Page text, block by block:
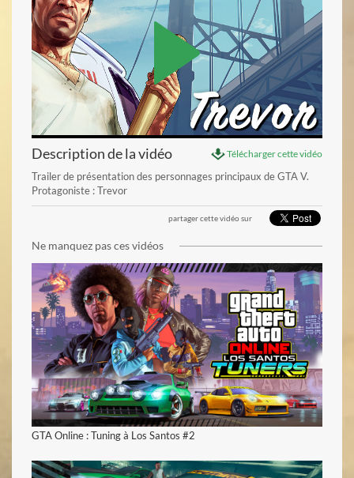
Télécharger cette vidéo
Description de la vidéo
Trailer de présentation des personnages principaux de GTA V.
Protagoniste : Trevor
partager cette vidéo sur
Ne manquez pas ces vidéos
GTA Online : Tuning à Los Santos #2
voir la vidéo